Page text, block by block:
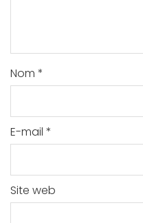
Nom *
E-mail *
Site web